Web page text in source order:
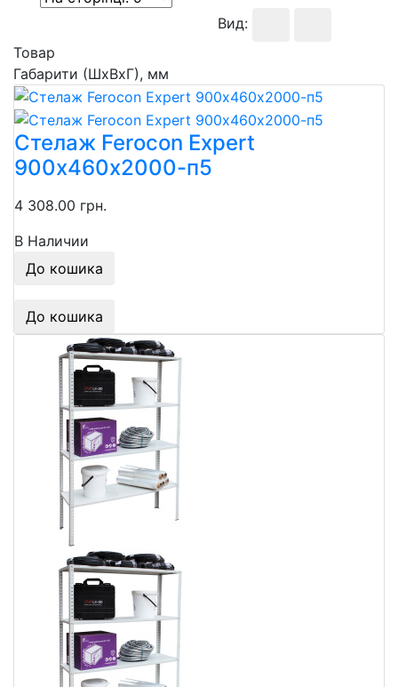
Вид:
Товар
Габарити (ШхВхГ), мм
Стелаж Ferocon Expert
900х460х2000-п5
4 308.00 грн.
В Наличии
До кошика
До кошика